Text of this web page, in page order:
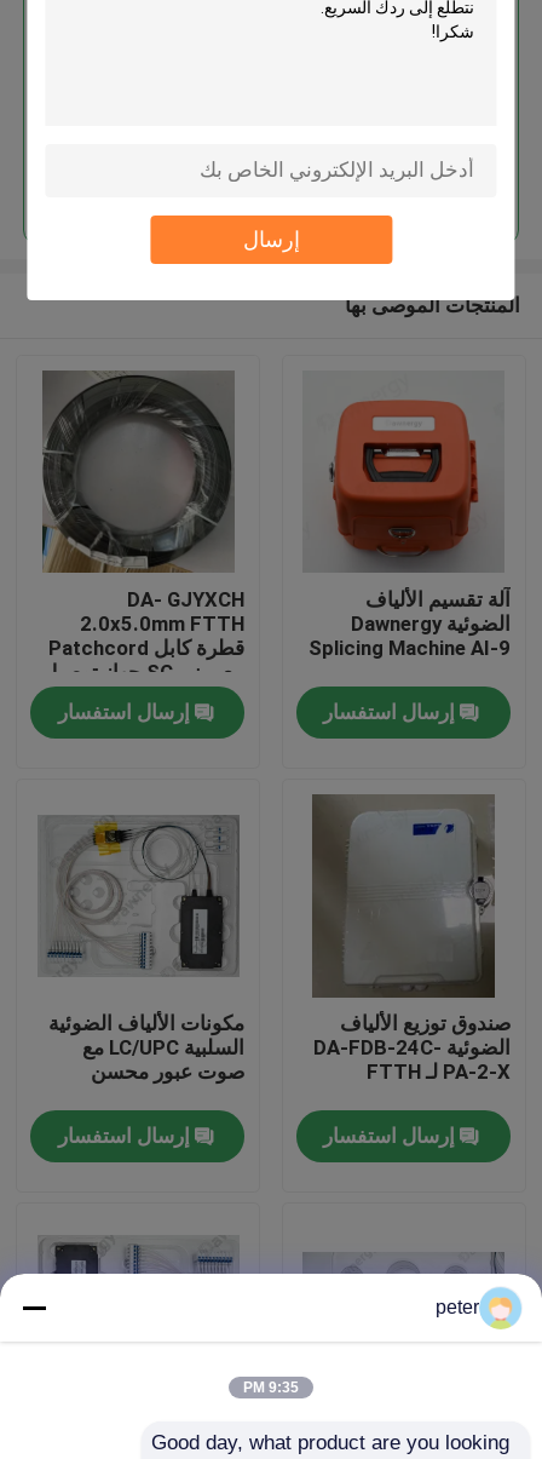
إرسال
منتجات
أشرطة فيديو
معلومات عنا
جولة في المعمل
مراقبة الجودة
أخبار
اطلب اقتباس
استمر
المنتجات الموصى بها
آلة تقسيم الألياف
الضوئية Dawnergy
Splicing Machine AI-9
إرسال استفسار
DA- GJYXCH
2.0x5.0mm FTTH
قطرة كابل Patchcord
مع ميني SC جهاز توصيل
مضاد للماء والمتصل من
خلال الأنابيبإرسال استفسار
صندوق توزيع الألياف
الضوئية DA-FDB-24C-
PA-2-X لـ FTTH
إرسال استفسار
مكونات الألياف الضوئية
السلبية LC/UPC مع
صوت عبور محسن
إرسال استفسار
40CH G652D 0 ~ المكونات السلبية للألياف
peter
9:35 PM
Good day, what product are you looking